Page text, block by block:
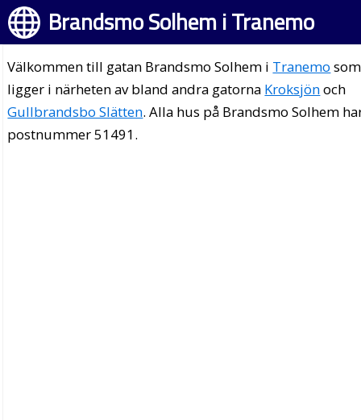
Brandsmo Solhem i Tranemo
Välkommen till gatan Brandsmo Solhem i Tranemo som
ligger i närheten av bland andra gatorna Kroksjönoch
Gullbrandsbo Slätten. Alla hus på Brandsmo Solhem
postnummer 51491.